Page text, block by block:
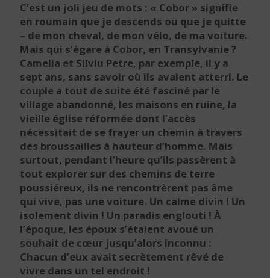
C’est un joli jeu de mots : « Cobor » signifie
en roumain que je descends ou que je quitte
– de mon cheval, de mon vélo, de ma voiture.
Mais qui s’égare à Cobor, en Transylvanie ?
Camelia et Silviu Petre, par exemple, il y a
sept ans, sans savoir où ils avaient atterri. Le
couple a tout de suite été fasciné par le
village abandonné, les maisons en ruine, la
vieille église réformée dont l’accès
nécessitait de se frayer un chemin à travers
des broussailles à hauteur d’homme. Mais
surtout, pendant l’heure qu’ils passèrent à
tout explorer sur des chemins de terre
poussiéreux, ils ne rencontrèrent pas âme
qui vive, pas une voiture. Un calme divin ! Un
isolement divin ! Un paradis englouti ! À
l’époque, les époux s’étaient avoué un
souhait de cœur jusqu’alors inconnu :
Chacun d’eux avait secrètement rêvé de
vivre dans un tel endroit !